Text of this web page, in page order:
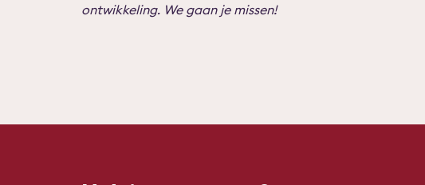
ontwikkeling. We gaan je missen!